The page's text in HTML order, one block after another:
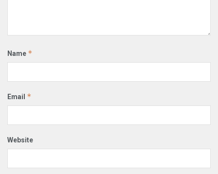
Name *
Email *
Website